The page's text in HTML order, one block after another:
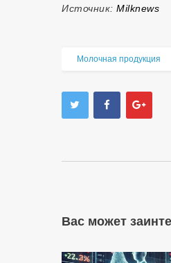
Источник: Milknews
Молочная продукция
Вас может